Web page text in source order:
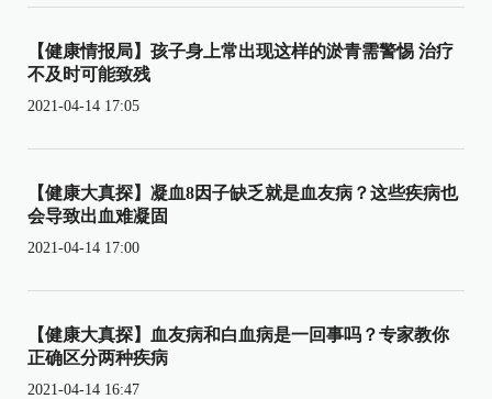
【健康情报局】孩子身上常出现这样的淤青需警惕 治疗
不及时可能致残
2021-04-14 17:05
【健康大真探】凝血8因子缺乏就是血友病？这些疾病也
会导致出血难凝固
2021-04-14 17:00
【健康大真探】血友病和白血病是一回事吗？专家教你
正确区分两种疾病
2021-04-14 16:47